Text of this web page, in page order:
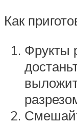
Как
Фрукты